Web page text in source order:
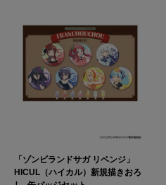
「ゾンビランドサガ リベンジ」
HICUL（ハイカル）新規描きおろ